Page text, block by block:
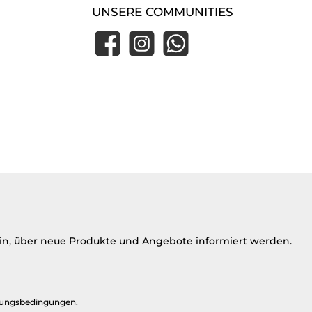
UNSERE COMMUNITIES
FacebookInstagramWhatsApp
über neue Produkte und Angebote informiert werden.
.